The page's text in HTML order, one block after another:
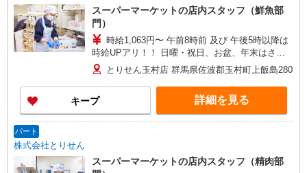
スーパーマーケットの店内スタッフ（鮮魚部
門）
時給1,063円〜 午前8時前 及び 午後5時以降は
時給UPアリ！！ 日曜・祝日、お盆、年末はさら
に時給＋100円
とりせん玉村店 群馬県佐波郡玉村町上飯島280
キープ 詳細を見る
パート
株式会社とりせん
スーパーマーケットの店内スタッフ（精肉部